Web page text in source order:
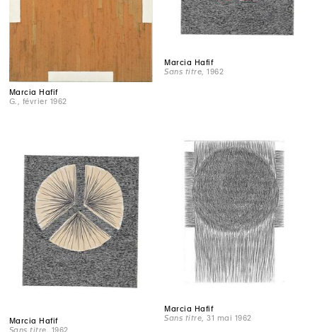
Marcia Hafif
G.
, février 1962
Marcia Hafif
Sans titre , 1962
Marcia Hafif
Sans titre , 1962
Marcia Hafif
Sans titre , 31 mai 1962